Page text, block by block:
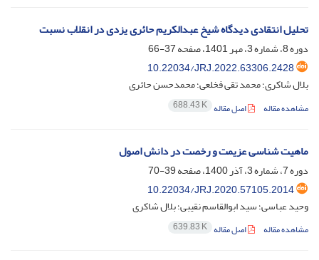
تحلیل انتقادی دیدگاه شیخ عبدالکریم حائری یزدی در انقلاب نسبت
دوره 8، شماره 3، مهر 1401، صفحه
37-66
10.22034/JRJ.2022.63306.2428
بلال شاکری؛ محمد تقی فخلعی؛ محمدحسن حائری
مشاهده مقاله اصل مقاله 688.43 K
ماهیت شناسی عزیمت و رخصت در دانش اصول
دوره 7، شماره 3، آذر 1400، صفحه
39-70
10.22034/JRJ.2020.57105.2014
وحید عباسی؛ سید ابوالقاسم نقیبی؛ بلال شاکری
مشاهده مقاله اصل مقاله 639.83 K